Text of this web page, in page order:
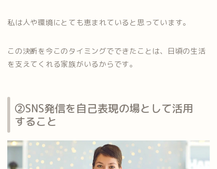
私は人や環境にとても恵まれていると思っています。
この決断を今このタイミングでできたことは、日頃の生活
を支えてくれる家族がいるからです。
②SNS発信を自己表現の場として活用
すること